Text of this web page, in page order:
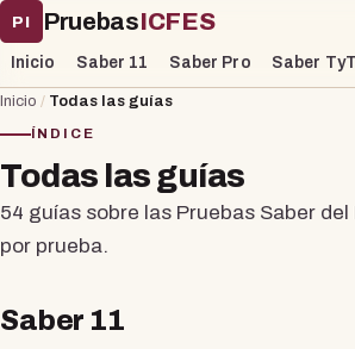
PI PruebasICFES
Inicio Saber 11 Saber Pro Saber TyT
Inicio / Todas las guías
ÍNDICE
Todas las guías
54 guías sobre las Pruebas Saber
por prueba.
Saber 11